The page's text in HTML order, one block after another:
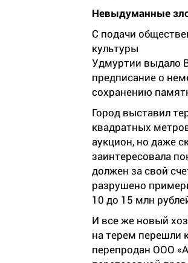
Невыдуманные
С подачи
культуры
Удмуртии выдало
предписание о
сохранению
Город выставил
квадратных
аукцион, но даже
заинтересовала
должен за свой
разрушено
10 до 15 млн
И все же новый
на терем перешли
перепродан ООО